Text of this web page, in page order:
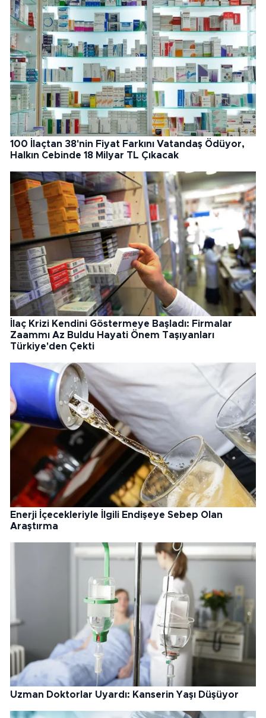
100 İlaçtan 38'nin Fiyat Farkını Vatandaş Ödüyor,
Halkın Cebinde 18 Milyar TL Çıkacak
İlaç Krizi Kendini Göstermeye Başladı: Firmalar
Zaammı Az Buldu Hayati Önem Taşıyanları
Türkiye'den Çekti
Enerji İçecekleriyle İlgili Endişeye Sebep Olan
Araştırma
Uzman Doktorlar Uyardı: Kanserin Yaşı Düşüyor